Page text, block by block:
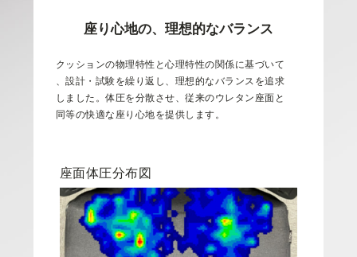
座り心地の、理想的なバランス
ク ッ シ ョ ンの物理特性と心理特性の関係に基づいて
、設計 ・ 試験を繰り返 し、 理想的なバラ ンスを追求
し ま した。体圧を分散させ、従来のウレタン座面と
同等の快適な座り 心地を提供し ます。
座面体圧分布図